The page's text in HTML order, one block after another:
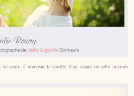
sentir à nouveau le souffle d’air chaud de cette matinée